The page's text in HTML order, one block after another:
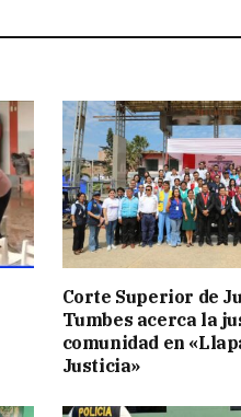
Corte Superior de
Tumbes acerca la
comunidad en
Justicia»